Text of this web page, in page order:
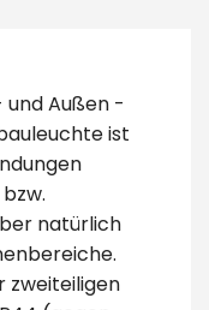
Außen -
ist
natürlich
zweiteiligen